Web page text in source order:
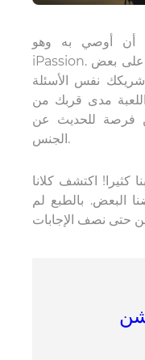
أن أوصي به وهو
iPassion. التطبيق بسيط جدا. أنت تجيب سرًا على بعض
شريكك نفس الأسئلة
مدى قربك من
فرصة للحديث عن
الجنس.
كثيرا! اكتشف كلانا
البعض. بالطبع لم